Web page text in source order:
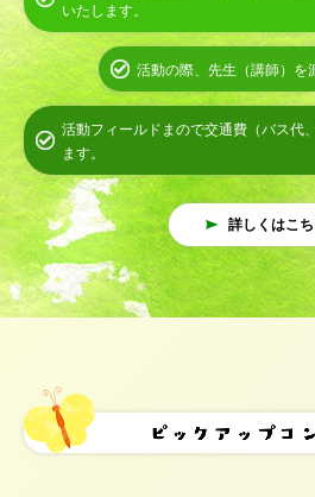
いたします。
活動の際、先生（講師）を
活動フィールドまので交通費（バス代
ます。
詳しくはこ